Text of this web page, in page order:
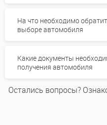
На что необходимо
выборе автомобиля
Какие документы
получения автомобиля
Остались вопросы?